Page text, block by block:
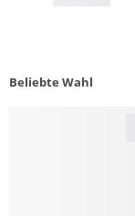
Beliebte Wahl